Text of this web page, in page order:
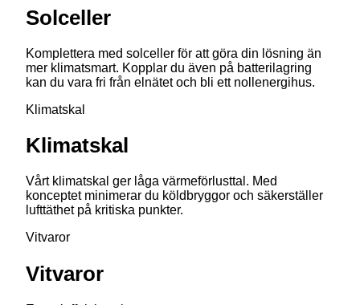
Solceller
Komplettera med solceller för att göra din lösning än
mer klimatsmart. Kopplar du även på batterilagring
kan du vara fri från elnätet och bli ett nollenergihus.
Klimatskal
Klimatskal
Vårt klimatskal ger låga värmeförlusttal. Med
konceptet minimerar du köldbryggor och säkerställer
lufttäthet på kritiska punkter.
Vitvaror
Vitvaror